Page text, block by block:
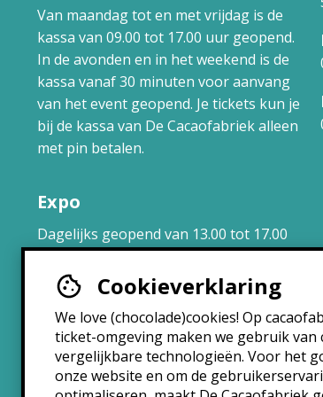
Cookieverklaring
We love (chocolade)cookies! Op
ticket-omgeving maken we gebruik van
vergelijkbare technologieën. Voor het
onze website en om de
Van maandag tot en met vrijdag is de
kassa van 09.00 tot 17.00 uur geopend.
In de avonden en in het weekend is de
kassa vanaf 30 minuten voor aanvang
van het event geopend. Je tickets kun je
bij de kassa van De Cacaofabriek alleen
met pin betalen.
Expo
Dagelijks geopend van 13.00 tot 17.00
uur.
Brasserie
Maandag: 10:30 – 22:30
Dinsdag: 10:30 – 22:30
Woensdag: 10:30 – 22:30